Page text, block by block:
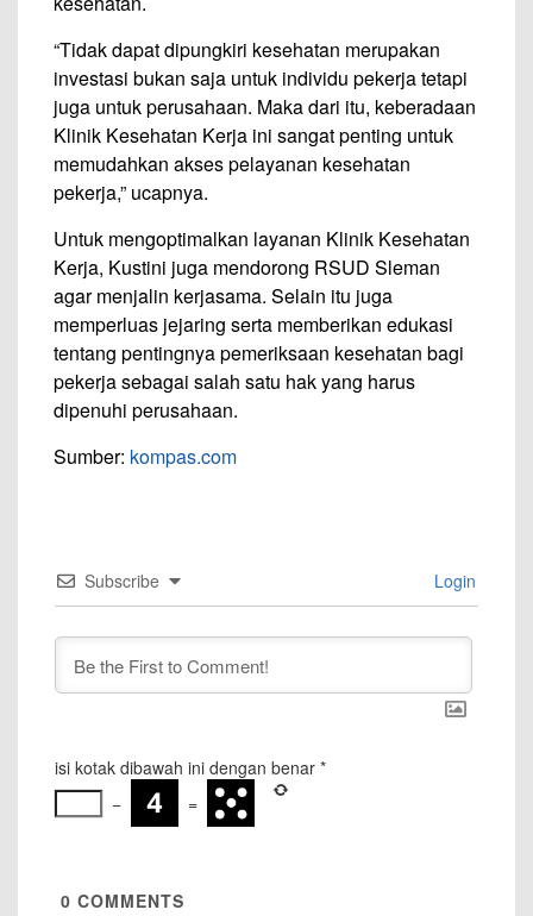
“Tidak dapat dipungkiri kesehatan merupakan
investasi bukan saja untuk individu pekerja tetapi
juga untuk perusahaan. Maka dari itu, keberadaan
Klinik Kesehatan Kerja ini sangat penting untuk
memudahkan akses pelayanan kesehatan
pekerja,” ucapnya.
Untuk mengoptimalkan layanan Klinik Kesehatan
Kerja, Kustini juga mendorong RSUD Sleman
agar menjalin kerjasama. Selain itu juga
memperluas jejaring serta memberikan edukasi
tentang pentingnya pemeriksaan kesehatan bagi
pekerja sebagai salah satu hak yang harus
dipenuhi perusahaan.
Sumber: kompas.com
Subscribe Login
isi kotak dibawah ini dengan benar *
−
=
0 COMMENTS